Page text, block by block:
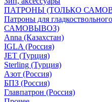
ПАТРОНЫ (ТОЛЬКО
Патроны для
САМОВЫВОЗ)
Anna (Казахстан)
IGLA (Россия)
JET (Турция)
Sterling (Турция)
Азот (Россия)
БПЗ (Россия)
Главпатрон (Россия)